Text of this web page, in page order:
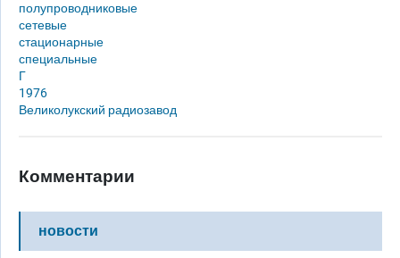
полупроводниковые
сетевые
стационарные
специальные
Г
1976
Великолукский радиозавод
Комментарии
новости